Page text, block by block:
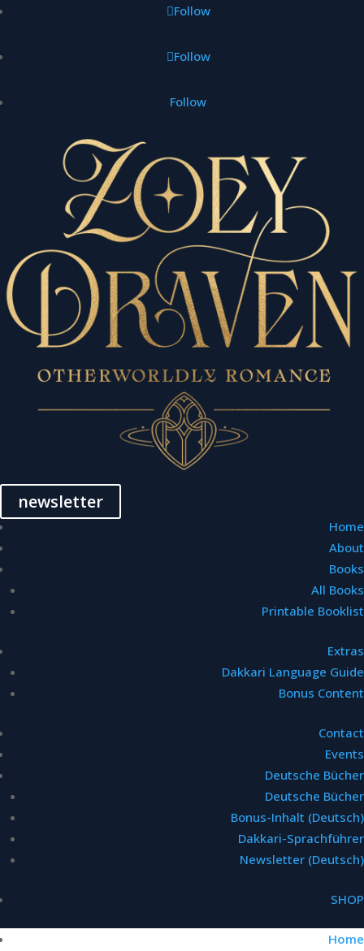
Follow
Follow
Follow
newsletter
Home
About
Books
All Books
Printable Booklist
Extras
Dakkari Language Guide
Bonus Content
Contact
Events
Deutsche Bücher
Deutsche Bücher
Bonus-Inhalt (Deutsch)
Dakkari-Sprachführer
Newsletter (Deutsch)
SHOP
Home